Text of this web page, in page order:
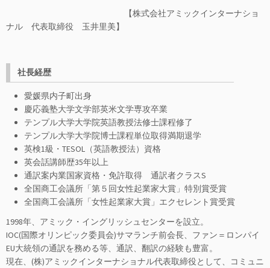
【株式会社アミックインターナショ
ナル 代表取締役 玉井里美】
社長経歴
愛媛県内子町出身
慶応義塾大学文学部英米文学専攻卒業
テンプル大学大学院英語教授法修士課程修了
テンプル大学大学院博士課程単位取得満期退学
英検1級・TESOL（英語教授法）資格
英会話講師歴35年以上
通訳案内業国家資格・免許取得 通訳者クラスS
全国商工会議所「第５回女性起業家大賞」特別賞受賞
全国商工会議所「女性起業家大賞」エクセレント賞受賞
1998年、アミック・イングリッシュセンターを設立。
IOC(国際オリンピック委員会)サマランチ前会長、ファン＝ ロンパイ
EU大統領の通訳を務める等、通訳、翻訳の経験も豊富。
現在、(株)アミックインターナショナル代表取締役として、コミュニ